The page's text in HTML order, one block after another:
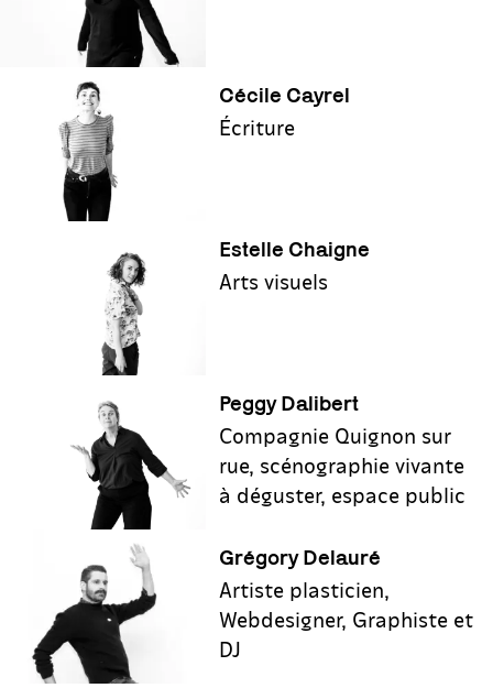
Cécile Cayrel
Écriture
Estelle Chaigne
Arts visuels
Peggy Dalibert
Compagnie Quignon sur
rue, scénographie vivante
à déguster, espace public
Grégory Delauré
Artiste plasticien,
Webdesigner, Graphiste et
DJ